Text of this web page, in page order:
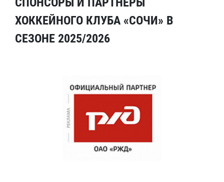
ХОККЕЙНОГО КЛУБА «СОЧИ» В
СЕЗОНЕ 2025/2026